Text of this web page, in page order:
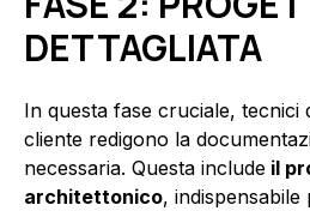
DETTAGLIATA
In questa fase cruciale, tecnici
cliente redigono la
necessaria. Questa include il
architettonico,